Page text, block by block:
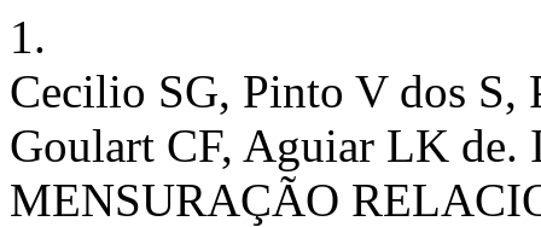
1.
Cecilio SG, Pinto V dos S,
Goulart CF, Aguiar LK
MENSURAÇÃO